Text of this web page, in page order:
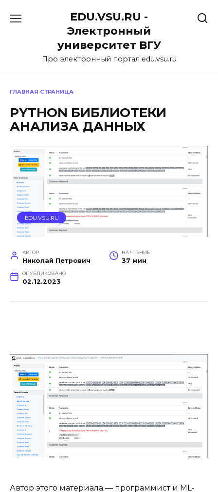
EDU.VSU.RU -
Электронный
университет ВГУ
Про электронный портал edu.vsu.ru
ГЛАВНАЯ СТРАНИЦА
PYTHON БИБЛИОТЕКИ
АНАЛИЗА ДАННЫХ
EDU.VSU.RU
АВТОР
Николай Петрович
НА ЧТЕНИЕ
37 мин
ОПУБЛИКОВАНО
02.12.2023
Автор этого материала — программист и ML-